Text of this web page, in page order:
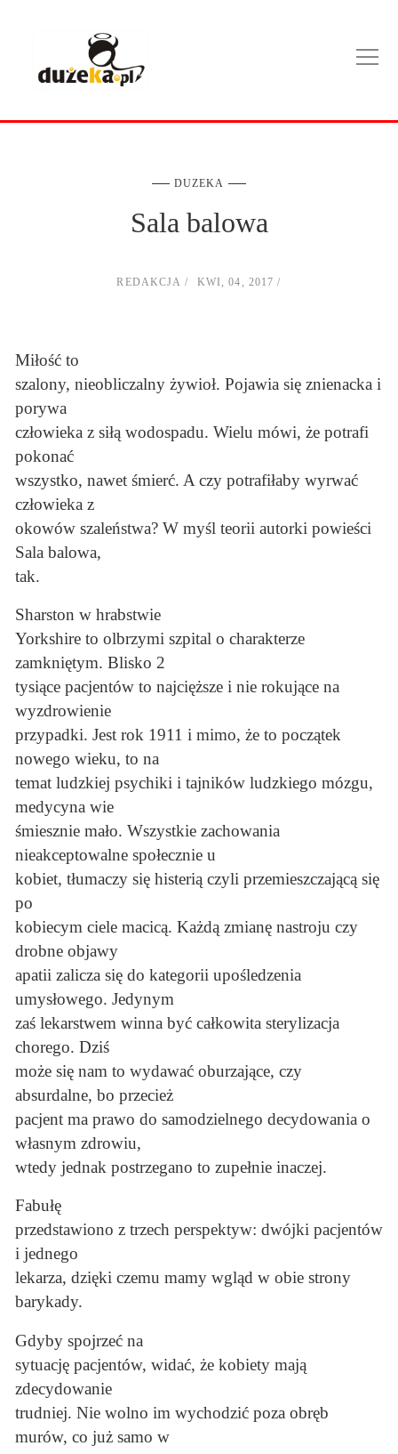
DUZEKA
Sala balowa
REDAKCJA KWI, 04, 2017
Miłość to
szalony, nieobliczalny żywioł. Pojawia się znienacka i
porywa
człowieka z siłą wodospadu. Wielu mówi, że potrafi
pokonać
wszystko, nawet śmierć. A czy potrafiłaby wyrwać
człowieka z
okowów szaleństwa? W myśl teorii autorki powieści
Sala balowa,
tak.
Sharston w hrabstwie
Yorkshire to olbrzymi szpital o charakterze
zamkniętym. Blisko 2
tysiące pacjentów to najcięższe i nie rokujące na
wyzdrowienie
przypadki. Jest rok 1911 i mimo, że to początek
nowego wieku, to na
temat ludzkiej psychiki i tajników ludzkiego mózgu,
medycyna wie
śmiesznie mało. Wszystkie zachowania
nieakceptowalne społecznie u
kobiet, tłumaczy się histerią czyli przemieszczającą się
po
kobiecym ciele macicą. Każdą zmianę nastroju czy
drobne objawy
apatii zalicza się do kategorii upośledzenia
umysłowego. Jedynym
zaś lekarstwem winna być całkowita sterylizacja
chorego. Dziś
może się nam to wydawać oburzające, czy
absurdalne, bo przecież
pacjent ma prawo do samodzielnego decydowania o
własnym zdrowiu,
wtedy jednak postrzegano to zupełnie inaczej.
Fabułę
przedstawiono z trzech perspektyw: dwójki pacjentów
i jednego
lekarza, dzięki czemu mamy wgląd w obie strony
barykady.
Gdyby spojrzeć na
sytuację pacjentów, widać, że kobiety mają
zdecydowanie
trudniej. Nie wolno im wychodzić poza obręb
murów, co już samo w